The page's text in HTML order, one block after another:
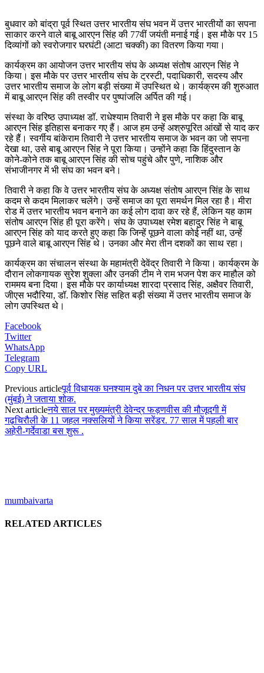
बुधवार को बांद्रा पूर्व स्थित उत्तर भारतीय संघ भवन में उत्तर भारतीयों का सपना
साकार करने वाले बाबू आरएन सिंह की 77वीं जयंती मनाई गई। इस मौके पर 15
दिव्यांगों को स्वरोजगार घरघंटी (आटा चक्की) का वितरण किया गया।
कार्यक्रम का आयोजन उत्तर भारतीय संघ के अध्यक्ष संतोष आरएन सिंह ने
किया। इस मौके पर उत्तर भारतीय संघ के ट्रस्टी, पदाधिकारी, सदस्य और
उत्तर भारतीय समाज के लोग बड़ी संख्या में उपस्थित थे। कार्यक्रम की शुरुआत
में बाबू आरएन सिंह की तस्वीर पर पुष्पांजलि अर्पित की गई।
संस्था के वरिष्ठ उपाध्यक्ष डॉ. राधेश्याम तिवारी ने इस मौके पर कहा कि बाबू
आरएन सिंह इतिहास बनाकर गए हैं। आज हम उन्हें अश्रुपूरित आंखों से याद कर
रहे हैं। स्वर्गीय बांकेराम तिवारी ने उत्तर भारतीय समाज के भवन का जो सपना
देखा था, उसे बाबू आरएन सिंह ने पूरा किया। उन्होंने कहा कि हिंदुस्तान के
कोने-कोने तक बाबू आरएन सिंह की सोच पहुंचे और पुणे, नाशिक और
संभाजीनगर में भी संघ का भवन बने।
तिवारी ने कहा कि वे उत्तर भारतीय संघ के अध्यक्ष संतोष आरएन सिंह के साथ
कदम से कदम मिलाकर चलेंगे। उन्हें समाज का पूरा समर्थन मिल रहा है। मीरा
रोड में उत्तर भारतीय भवन बनाने का कई लोग दावा कर रहे हैं, लेकिन यह काम
संतोष आरएन सिंह ही पूरा करेंगे। संघ के उपाध्यक्ष रमेश बहादुर सिंह ने बाबू
आरएन सिंह को याद करते हुए कहा कि जिन्हें पूछने वाला कोई नहीं था, उन्हें
पूछने वाले बाबू आरएन सिंह थे। उनका और मेरा तीन दशकों का साथ रहा।
कार्यक्रम का संचालन संस्था के महामंत्री देवेंद्र तिवारी ने किया। कार्यक्रम के
दौरान लोकगायक सुरेश शुक्ला और उनकी टीम ने राम भजन पेश कर माहौल को
राममय बना दिया। इस मौके पर कार्याध्यक्ष शारदा प्रसाद सिंह, अक्षैवर तिवारी,
जीएस भदौरिया, डॉ. किशोर सिंह सहित बड़ी संख्या में उत्तर भारतीय समाज के
लोग उपस्थित थे।
Facebook
Twitter
WhatsApp
Telegram
Copy URL
Previous articleपूर्व विधायक घनश्याम दुबे का निधन पर उत्तर भारतीय संघ
(मुंबई) ने जताया शोक.
Next articleनये साल पर मुख्यमंत्री देवेन्द्र फड़णवीस की मौजूदगी में
गढ़चिरौली के 11 जहल नक्सलियों ने किया सरेंडर. 77 साल में पहली बार
अहेरी-गर्देवाडा बस शुरू .
mumbaivarta
RELATED ARTICLES